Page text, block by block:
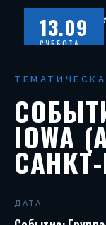
13.09
СУББОТА
IOWA
ДАТА